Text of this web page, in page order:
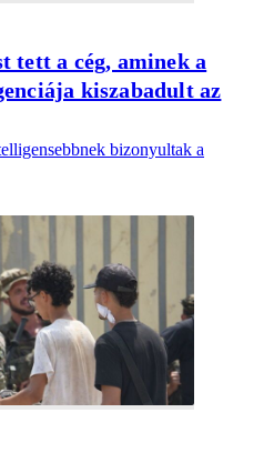
tett a cég, aminek a
kiszabadult az
bizonyultak a